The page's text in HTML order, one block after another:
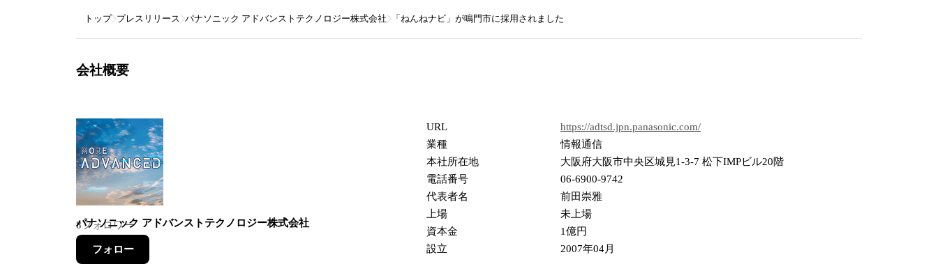
トップ プレスリリース パナソニック アドバンストテクノロジー株式会社 「ねんねナビ」が鳴門市に採用されました
会社概要
パナソニック アドバンストテクノロジー株式会社
8フォロワー
フォロー
URL
https://adtsd.jpn.panasonic.com/
業種
情報通信
本社所在地
大阪府大阪市中央区城見1-3-7 松下IMPビル20階
電話番号
06-6900-9742
代表者名
前田崇雅
上場
未上場
資本金
1億円
設立
2007年04月